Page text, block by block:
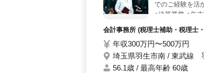
でのご経験を活
○決算業務 ○年
連 ○その他関連
少なめ ＼ご応募
会計事務所 (税理士補助・税理士
年収300万円〜500万円
埼玉県羽生市南 / 東武線
56.1歳 / 最高年齢 60歳